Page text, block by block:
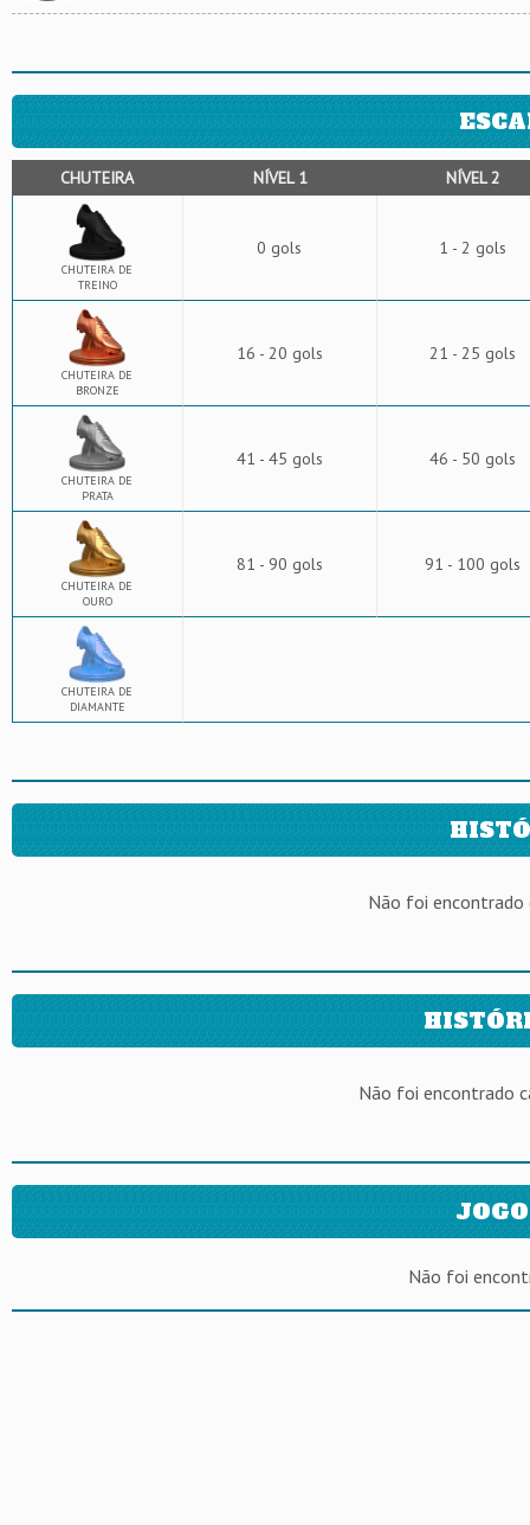
CHUTEIRA NÍVEL 1 NÍVEL 2
CHUTEIRA DE
TREINO
0 gols 1 - 2 gols
CHUTEIRA DE
BRONZE
16 - 20 gols 21 - 25 gols
CHUTEIRA DE
PRATA
41 - 45 gols 46 - 50 gols
CHUTEIRA DE
OURO
81 - 90 gols 91 - 100 gols
CHUTEIRA DE
DIAMANTE
Não foi encontrado
Não foi encontrado
Não foi